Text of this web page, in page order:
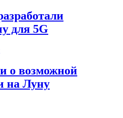
для 5G
о возможной
на Луну